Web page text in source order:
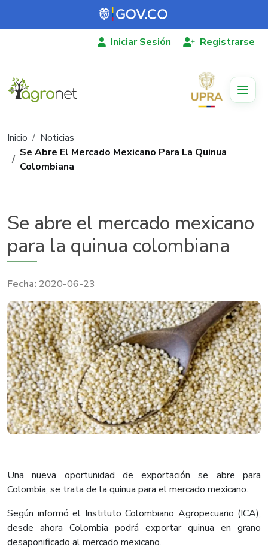
Pasar al contenido principal
Iniciar Sesión Registrarse
Ruta de navegación
Inicio
Noticias
Se Abre El Mercado Mexicano Para La Quinua
Colombiana
Se abre el mercado mexicano
para la quinua colombiana
2020-06-23
Una nueva oportunidad de exportación se abre para
Colombia, se trata de la quinua para el mercado mexicano.
Según informó el Instituto Colombiano Agropecuario (ICA),
desde ahora Colombia podrá exportar quinua en grano
desaponificado al mercado mexicano.